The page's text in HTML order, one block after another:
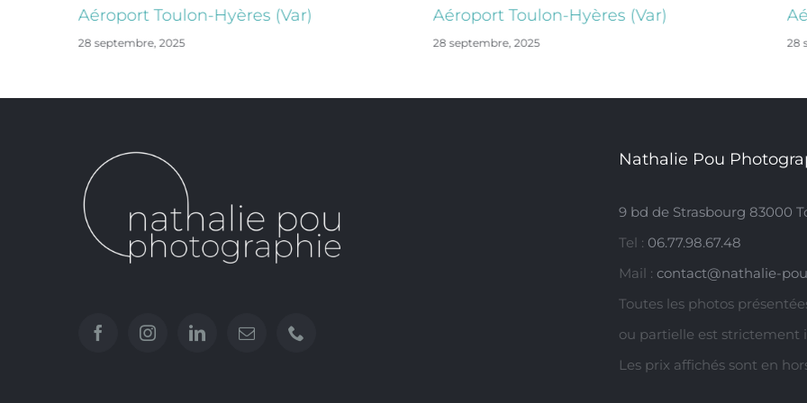
Aéroport Toulon-Hyères (Var)
28 septembre, 2025
Aéroport Toulon-Hyères (Var)
28 septembre, 2025 28
Nathalie Pou
9 bd de Strasbourg 83000
Tel : 06.77.98.67.48
Mail : contact@nathalie-
Toutes les photos
ou partielle est strictement
Les prix affichés sont en